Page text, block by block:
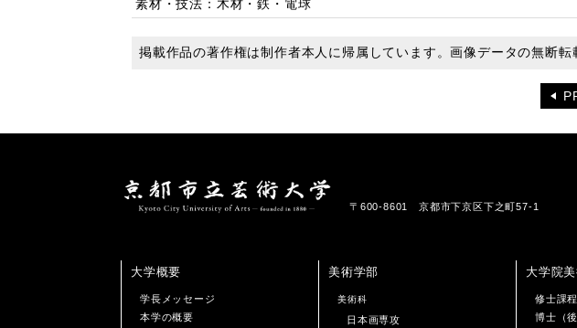
素材・技法：木材・鉄・電球
掲載作品の著作権は制作者本人に帰属しています。画像データの無断転
〒600-8601 京都市下京区下之町57-1
大学概要
学長メッセージ
本学の概要
美術学部
美術科
日本画専攻
大学院
修士課程
博士（